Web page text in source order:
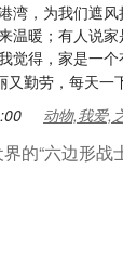
湾，为我们遮
温暖；有人说
觉得，家是一
又勤劳，每天一
动物,我爱,